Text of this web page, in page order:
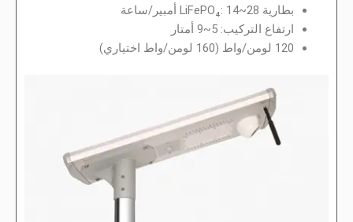
بطارية LiFePO₄: 14~28 أمبير/ساعة
ارتفاع التركيب: 5~9 أمتار
120 لومن/واط (160 لومن/واط اختياري)